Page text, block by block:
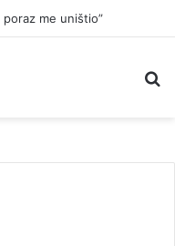
me uništio”